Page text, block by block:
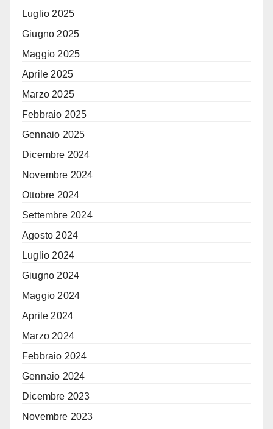
Luglio 2025
Giugno 2025
Maggio 2025
Aprile 2025
Marzo 2025
Febbraio 2025
Gennaio 2025
Dicembre 2024
Novembre 2024
Ottobre 2024
Settembre 2024
Agosto 2024
Luglio 2024
Giugno 2024
Maggio 2024
Aprile 2024
Marzo 2024
Febbraio 2024
Gennaio 2024
Dicembre 2023
Novembre 2023